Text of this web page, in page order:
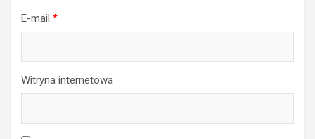
E-mail *
Witryna internetowa